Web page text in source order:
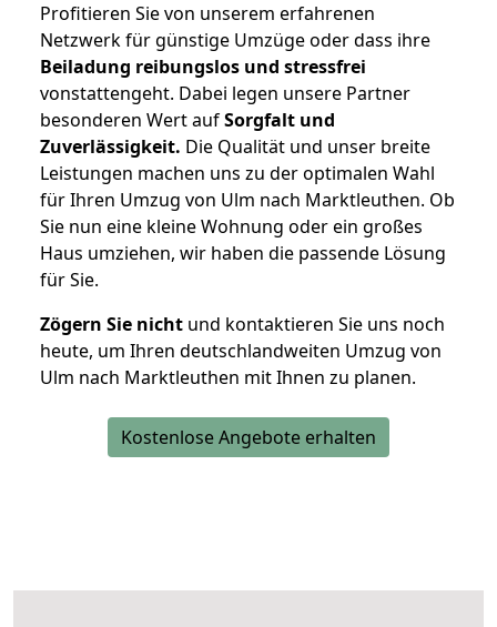
Profitieren Sie von unserem erfahrenen
Netzwerk für günstige Umzüge oder dass ihre
Beiladung reibungslos und stressfrei
vonstattengeht. Dabei legen unsere Partner
besonderen Wert aufSorgfalt und
Zuverlässigkeit. Die Qualität und unser breite
Leistungen machen uns zu der optimalen Wahl
für Ihren Umzug von Ulm nach Marktleuthen. Ob
Sie nun eine kleine Wohnung oder ein großes
Haus umziehen, wir haben die passende Lösung
für Sie.
Zögern Sie nicht und kontaktieren Sie uns noch
heute, um Ihren deutschlandweiten Umzug von
Ulm nach Marktleuthen mit Ihnen zu planen.
Kostenlose Angebote erhalten